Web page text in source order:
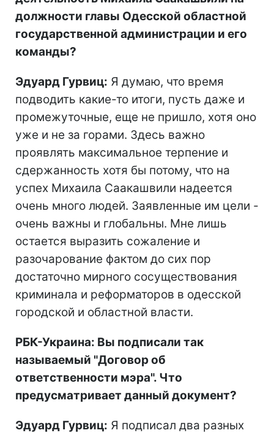
должности главы Одесской областной
государственной администрации и его
команды?
Эдуард Гурвиц: Я думаю, что время
подводить какие-то итоги, пусть даже и
промежуточные, еще не пришло, хотя оно
уже и не за горами. Здесь важно
проявлять максимальное терпение и
сдержанность хотя бы потому, что на
успех Михаила Саакашвили надеется
очень много людей. Заявленные им цели -
очень важны и глобальны. Мне лишь
остается выразить сожаление и
разочарование фактом до сих пор
достаточно мирного сосуществования
криминала и реформаторов в одесской
городской и областной власти.
РБК-Украина: Вы подписали так
называемый "Договор об
ответственности мэра". Что
предусматривает данный документ?
Эдуард Гурвиц: Я подписал два разных